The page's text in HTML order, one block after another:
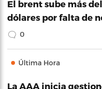
El brent sube más
dólares por falta de
0
Última Hora
La AAA inicia